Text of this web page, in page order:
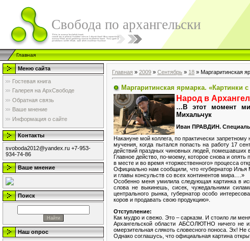
Свобода по архангельски
Главная
Меню сайта
Гостевая книга
Галерея на АрхСвободе
Обратная связь
Ваше мнение
Информация о сайте
Контакты
svoboda2012@yandex.ru +7-953-
934-74-86
Ваше мнение
Поиск
Наш опрос
Главная » 2009 » Сентябрь » 18 » Маргаритинская
Маргаритинская ярмарка. «Картинки
Народ в
…В этот момент
Михальчук
Иван ПРАВДИН.
Накануне мой коллега, по практически
мучения, когда пытался попасть на работу 17
действий праздных чиновных людей, помешавших
Главное действо, по-моему, которое снова и
в месте и во время «торжественного» процесса
Официально нам сообщили, что «губернатор Илья
и главы консульств со всех континентов мира….»
Особенно меня умилила следующая картинка в
слова не выкинешь, сисек, чужедальними
центрального рынка, губернатор особо
коров и продавать свою продукцию».
Отступление:
Как мудро и свежо. Это – сарказм. И стоило ли
Архангельской области АБСОЛЮТНО ничего не
омерзительная слякоть словесного поноса. Эх!
Однако соглашусь, что официальная картина